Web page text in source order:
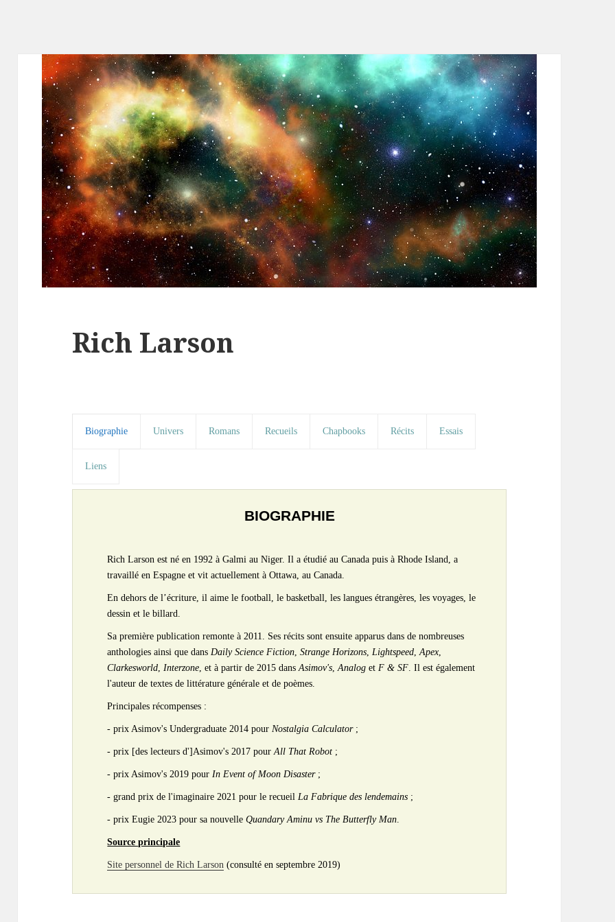
Rich Larson
Biographie Univers Romans Recueils Chapbooks Récits Essais
Liens
BIOGRAPHIE
Rich Larson est né en 1992 à Galmi au Niger. Il a étudié au Canada puis à Rhode Island, a
travaillé en Espagne et vit actuellement à Ottawa, au Canada.
En dehors de l’écriture, il aime le football, le basketball, les langues étrangères, les voyages, le
dessin et le billard.
Sa première publication remonte à 2011. Ses récits sont ensuite apparus dans de nombreuses
anthologies ainsi que dansDaily Science Fiction,Strange Horizons,Lightspeed,Apex,
Clarkesworld,Interzone, et à partir de 2015 dansAsimov's,Analog etF & SF. Il est également
l'auteur de textes de littérature générale et de poèmes.
Principales récompenses :
- prix Asimov's Undergraduate 2014 pourNostalgia Calculator;
- prix [des lecteurs d']Asimov's 2017 pourAll That Robot ;
- prix Asimov's 2019 pourIn Event of Moon Disaster;
- grand prix de l'imaginaire 2021 pour le recueilLa Fabrique des lendemains ;
- prix Eugie 2023 pour sa nouvelleQuandary Aminu vs The Butterfly Man.
Source principale
Site personnel de Rich Larson (consulté en septembre 2019)